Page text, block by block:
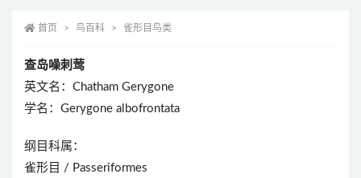
首页 鸟百科 雀形目鸟类
查岛噪刺莺
英文名：Chatham Gerygone
学名：Gerygone albofrontata
纲目科属：
雀形目 / Passeriformes